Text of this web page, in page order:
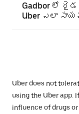
Gadbor లో
Uber ఎలా
Uber does not
using the Uber app.
influence of drugs